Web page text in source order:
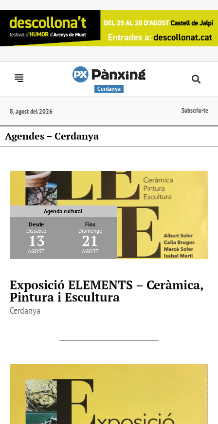
Cerdanya
8, agost del 2026 Subscriu-te
Agendes – Cerdanya
Agenda cultural
Desde
Dissabte
13
agost
Fins
Diumenge
21
agost
Exposició ELEMENTS – Ceràmica,
Pintura i Escultura
Cerdanya